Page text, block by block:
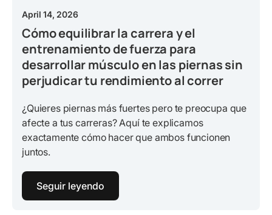
April 14, 2026
Cómo equilibrar la carrera y el
entrenamiento de fuerza para
desarrollar músculo en las piernas sin
perjudicar tu rendimiento al correr
¿Quieres piernas más fuertes pero te preocupa que
afecte a tus carreras? Aquí te explicamos
exactamente cómo hacer que ambos funcionen
juntos.
Seguir leyendo